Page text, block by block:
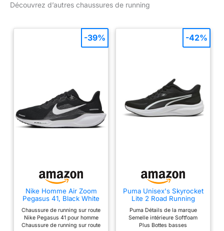
avant-pied 23 mm).
Adiwear.
Découvrez d’autres chaussures de running
Nike Homme Air Zoom
Pegasus 41, Black White
Chaussure de running sur route
Nike Pegasus 41 pour homme
Chaussure de running sur route
-39%
Puma Unisex's Skyrocket
Lite 2 Road Running
White Puma Silver, 45 EU
Puma Détails de la marque
Semelle intérieure Softfoam
Plus Bottes basses
-42%